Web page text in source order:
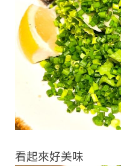
看起來好美味